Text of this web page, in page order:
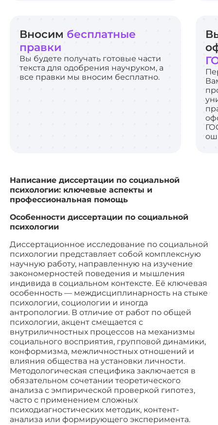
Вносим бесплатные
правки
Вы будете получать готовые части
текста для одобрения научруком, а
все правки мы вносим бесплатно.
Написание диссертации по социальной
психологии: ключевые аспекты и
профессиональная помощь
Особенности диссертации по социальной
психологии
Диссертационное исследование по социальной
психологии представляет собой комплексную
научную работу, направленную на изучение
закономерностей поведения и мышления
индивида в социальном контексте. Её ключевая
особенность — междисциплинарность на стыке
психологии, социологии и иногда
антропологии. В отличие от работ по общей
психологии, акцент смещается с
внутриличностных процессов на механизмы
социального восприятия, групповой динамики,
конформизма, межличностных отношений и
влияния общества на установки личности.
Методологическая специфика заключается в
обязательном сочетании теоретического
анализа с эмпирической проверкой гипотез,
часто с применением сложных
психодиагностических методик, контент-
анализа или формирующего эксперимента.